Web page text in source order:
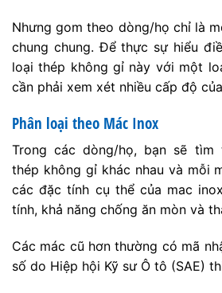
Nhưng gom theo dòng/họ chỉ là
chung chung. Để thực sự hiểu
loại thép không gỉ này với một
cần phải xem xét nhiều cấp độ
Phân loại theo Mác Inox
Trong các dòng/họ, bạn sẽ tìm
thép không gỉ khác nhau và mỗi
các đặc tính cụ thể của mac
tính, khả năng chống ăn mòn và
Các mác cũ hơn thường có mã
số do Hiệp hội Kỹ sư Ô tô (SAE)